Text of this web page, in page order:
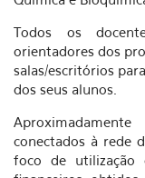
Todos os
orientadores dos
salas/escritórios
dos seus alunos.
conectados à rede
foco de utilização